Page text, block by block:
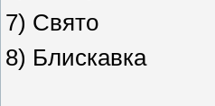
7) Свято
8) Блискавка